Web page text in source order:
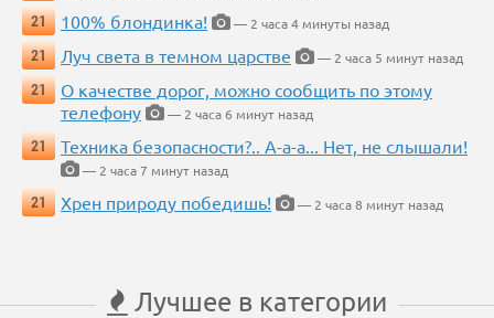
21
100% блондинка!
— 2 часа 4 минуты назад
21
Луч света в темном царстве
— 2 часа 5 минут назад
21
О качестве дорог, можно сообщить по этому
телефону
— 2 часа 6 минут назад
21
Техника безопасности?.. А-а-а... Нет, не слышали!
— 2 часа 7 минут назад
21
Хрен природу победишь! — 2 часа 8 минут назад
Лучшее в категории